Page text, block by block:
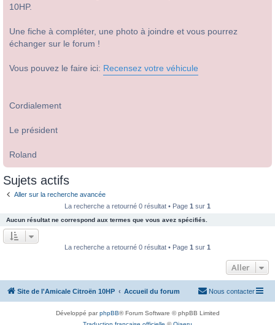
10HP.
Une fiche à compléter, une photo à joindre et vous pourrez
échanger sur le forum !
Vous pouvez le faire ici: Recensez votre véhicule
Cordialement
Le président
Roland
Sujets actifs
Aller sur la recherche avancée
La recherche a retourné 0 résultat • Page 1 sur 1
Aucun résultat ne correspond aux termes que vous avez spécifiés.
La recherche a retourné 0 résultat • Page 1 sur 1
Aller
Site de l'Amicale Citroën 10HP Accueil du forum Nous contacter
Développé parphpBB® Forum Software © phpBB Limited